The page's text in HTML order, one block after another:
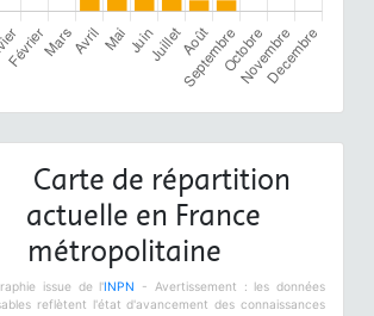
Carte de répartition
actuelle en France
métropolitaine
issue de l'INPN
- Avertissement : les données
reflètent l'état d'avancement des connaissances